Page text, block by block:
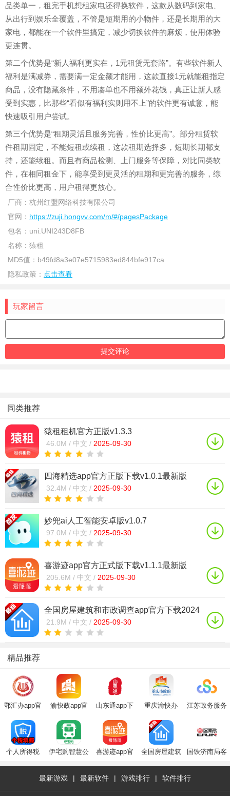
品类单一，租完手机想租家电还得换软件，这款从数码到家电、
从出行到娱乐全覆盖，不管是短期用的小物件，还是长期用的大
家电，都能在一个软件里搞定，减少切换软件的麻烦，使用体验
更连贯。
第二个优势是“新人福利更实在，1元租赁无套路”。有些软件新人
福利是满减券，需要满一定金额才能用，这款直接1元就能租指定
商品，没有隐藏条件，不用凑单也不用额外花钱，真正让新人感
受到实惠，比那些“看似有福利实则用不上”的软件更有诚意，能
快速吸引用户尝试。
第三个优势是“租期灵活且服务完善，性价比更高”。部分租赁软
件租期固定，不能短租或续租，这款租期选择多，短期长期都支
持，还能续租。而且有商品检测、上门服务等保障，对比同类软
件，在相同租金下，能享受到更灵活的租期和更完善的服务，综
合性价比更高，用户租得更放心。
厂商： 杭州红盟网络科技有限公司
官网： https://zuji.hongvv.com/m/#/pagesPackage
包名： uni.UNI243D8FB
名称： 猿租
MD5值： b49fd8a3e07e5715983ed844bfe917ca
隐私政策： 点击查看
玩家留言
同类推荐
猿租租机官方正版v1.3.3
46.0M / 中文 / 2025-09-30
四海精选app官方正版下载v1.0.1最新版
32.4M / 中文 / 2025-09-30
妙兜ai人工智能安卓版v1.0.7
97.0M / 中文 / 2025-09-30
喜游迹app官方正式版下载v1.1.1最新版
205.6M / 中文 / 2025-09-30
全国房屋建筑和市政调查app官方下载2024
最新版v2.2.0最新版
21.9M / 中文 / 2025-09-30
精品推荐
鄂汇办app官
新版
渝快政app官
2025
山东通app下
2025最新版
重庆渝快办
版(重庆市政
府)
江苏政务服务
个人所得税
伊宅购智慧公
喜游迹app官
全国房屋建筑
2024最新版
国铁济南局客
最新游戏 | 最新软件 | 游戏排行 | 软件排行